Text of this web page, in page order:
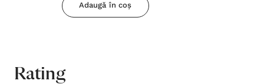
Adaugă în coș
Rating